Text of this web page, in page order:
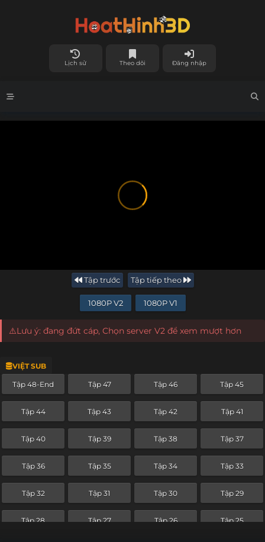
Lịch sử Theo dõi Đăng nhập
Tập trước Tập tiếp theo
1080P V2 1080P V1
⚠️Lưu ý: đang đứt cáp, Chọn server V2 để xem mượt hơn
VIỆT SUB
Tập 48-End Tập 47 Tập 46 Tập 45
Tập 44 Tập 43 Tập 42 Tập 41
Tập 40 Tập 39 Tập 38 Tập 37
Tập 36 Tập 35 Tập 34 Tập 33
Tập 32 Tập 31 Tập 30 Tập 29
Tập 28 Tập 27 Tập 26 Tập 25